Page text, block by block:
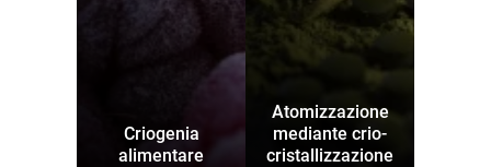
Criogenia
alimentare
Atomizzazione
mediante crio-
cristallizzazione